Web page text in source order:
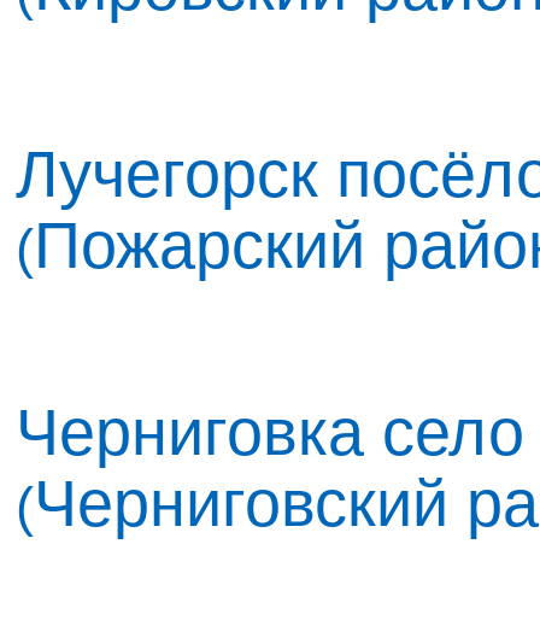
Лучегорск
(Пожарский
Черниговка село
(Черниговский